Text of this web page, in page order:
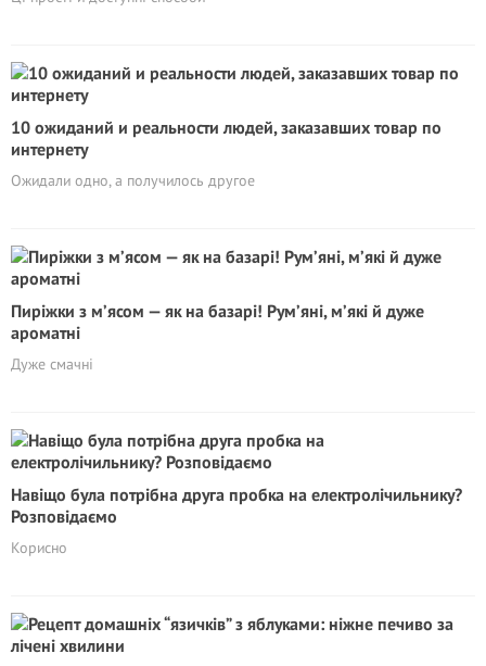
10 ожиданий и реальности людей, заказавших товар по
интернету
Ожидали одно, а получилось другое
Пиріжки з м’ясом — як на базарі! Рум’яні, м’які й дуже
ароматні
Дуже смачні
Навіщо була потрібна друга пробка на електролічильнику?
Розповідаємо
Корисно